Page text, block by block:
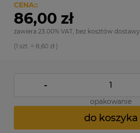
CENA::
86,00 zł
zawiera 23.00% VAT, bez kosztów dostawy
(1 szt. = 8,60 zł )
-
opakowanie
do koszyka